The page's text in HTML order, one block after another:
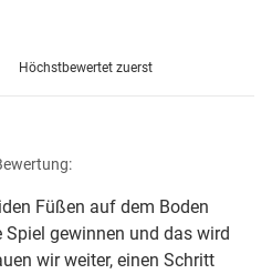
Höchstbewertet zuerst
Füßen auf dem Boden
gewinnen und das wird
wir weiter, einen Schritt